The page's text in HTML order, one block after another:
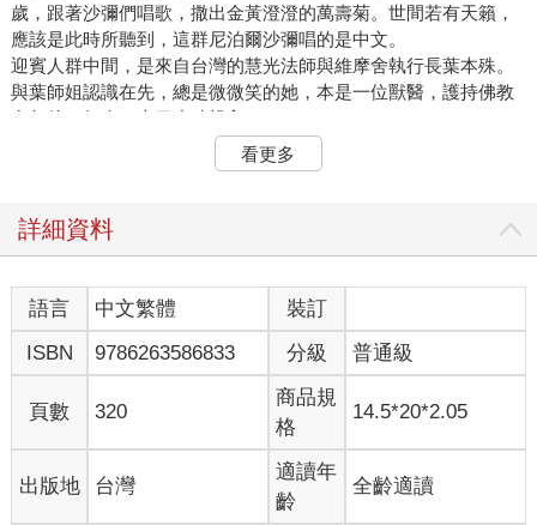
歲，跟著沙彌們唱歌，撒出金黃澄澄的萬壽菊。世間若有天籟，
應該是此時所聽到，這群尼泊爾沙彌唱的是中文。
迎賓人群中間，是來自台灣的慧光法師與維摩舍執行長葉本殊。
與葉師姐認識在先，總是微微笑的她，本是一位獸醫，護持佛教
多年後，如今二十四小時投入。
這天是第一次見到光師父，十年前移居加德滿都，從荒蕪開始興
文對話。一身灰袍，膚色黝黑，是來自非洲的黑，他有美國非裔
他是美國人，也是台灣人。父親是美國黑人大兵，當年到台灣結
識他的母親。世俗說法，他是私生子。然後被阿嬤帶在菜市場、
浮游在社會底層。後來，隨母親移民美國。
人生翻轉，在美國的大學主修生物科系，本來要繼續醫科。當人
生否極泰來，邁向康莊，他做了兩個大逆轉的選擇。
「在畢業前夕，他放棄在美國執業醫生的路，遁入空門。為
何？」
「在富裕之島台灣多年後，他決定到亞洲最貧窮的國度。為
看更多
詳細資料
語言 中文繁體
裝訂
ISBN
9786263586833 分級 普通級
頁數 320
商品規
格
14.5*20*2.05
出版地 台灣
適讀年
齡
全齡適讀